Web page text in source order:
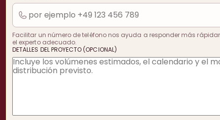
Facilitar un número de teléfono nos ayuda a responder más
el experto adecuado.
DETALLES DEL PROYECTO (OPCIONAL)